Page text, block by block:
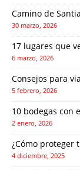
Camino de
30 marzo, 2026
17 lugares que
6 marzo, 2026
Consejos para
5 febrero, 2026
10 bodegas con
2 enero, 2026
¿Cómo proteger
4 diciembre, 2025